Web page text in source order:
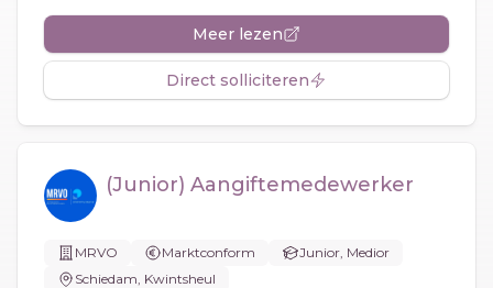
Meer lezen
Direct solliciteren
(Junior) Aangiftemedewerker
MRVO Marktconform
Junior, Medior
Schiedam, Kwintsheul